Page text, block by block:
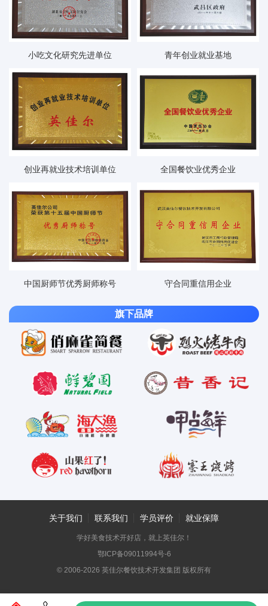
小吃文化研究先进单位 青年创业就业基地
创业再就业技术培训单位 全国餐饮业优秀企业
中国厨师节优秀厨师称号 守合同重信用企业
旗下品牌
关于我们 联系我们 学员评价 就业保障
学好美食技术开好店，就上英佳尔！
鄂ICP备09011994号-6
© 2006-2026 英佳尔餐饮技术开发集团 版权所有